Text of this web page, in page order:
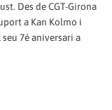
Des de CGT-Girona
a Kan Kolmo i
7é aniversari a